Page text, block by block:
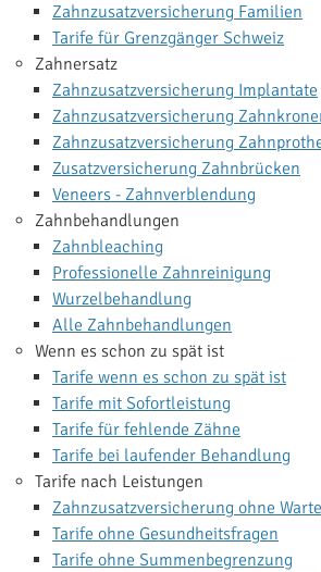
Zahnzusatzversicherung Familien
Tarife für Grenzgänger Schweiz
Zahnersatz
Zahnzusatzversicherung Implantate
Zahnzusatzversicherung
Zahnzusatzversicherung
Zusatzversicherung Zahnbrücken
Veneers - Zahnverblendung
Zahnbehandlungen
Zahnbleaching
Professionelle Zahnreinigung
Wurzelbehandlung
Alle Zahnbehandlungen
Wenn es schon zu spät ist
Tarife wenn es schon zu spät ist
Tarife mit Sofortleistung
Tarife für fehlende Zähne
Tarife bei laufender Behandlung
Tarife nach Leistungen
Zahnzusatzversicherung ohne
Tarife ohne Gesundheitsfragen
Tarife ohne Summenbegrenzung